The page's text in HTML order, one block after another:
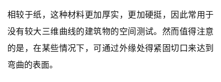
相较于纸，这种材料更加厚实，更加硬挺，因此常用于
没有较大三维曲线的建筑物的空间测试。然而值得注意
的是，在某些情况下，可通过外缘处得紧固切口来达到
弯曲的表面。